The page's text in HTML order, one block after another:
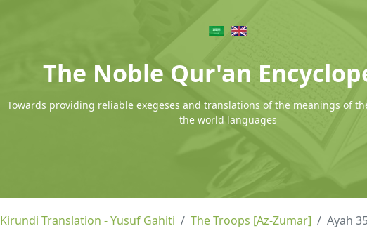
The Noble Qur'an
Towards providing reliable exegeses and translations of the meanings of
the world languages
Kirundi Translation - Yusuf Gahiti The Troops [Az-Zumar] Ayah